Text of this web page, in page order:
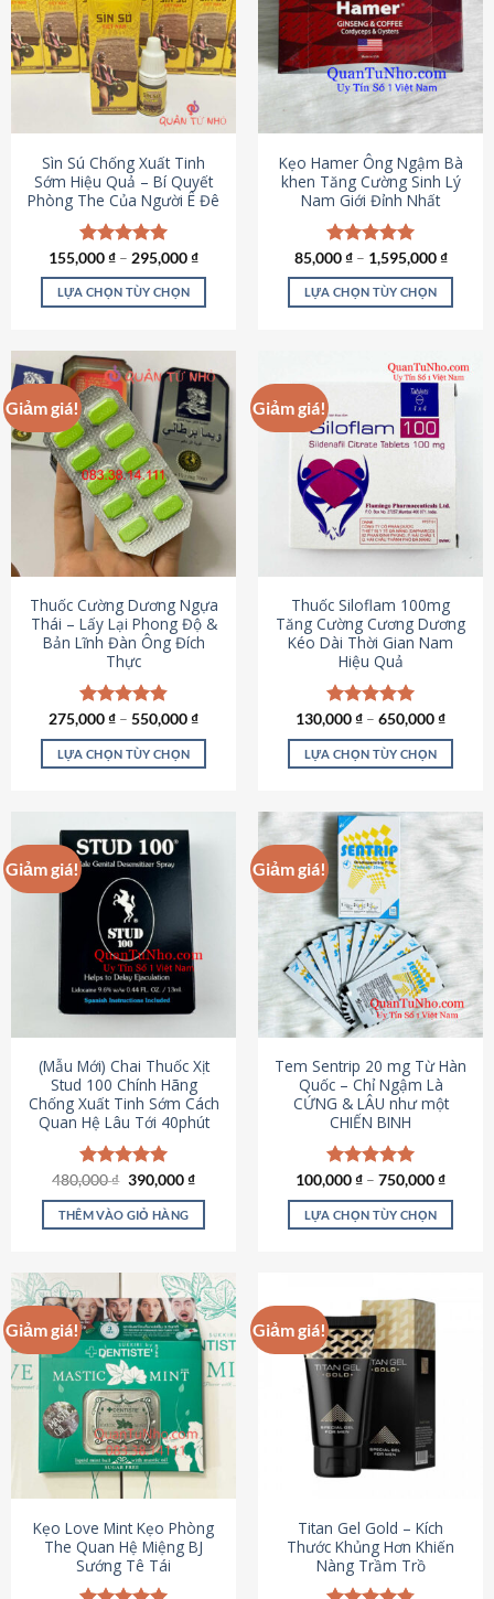
thể.
Các
tùy
chọn
có
thể
được
chọn
trên
trang
sản
phẩm
Sìn Sú Chống Xuất Tinh
Sớm Hiệu Quả – Bí Quyết
Phòng The Của Người Ê Đê
Được xếp
hạng4.95
5 sao
155,000₫ – 295,000₫
LỰA CHỌN TÙY CHỌN
này
có
nhiều
biến
thể.
Các
tùy
chọn
có
thể
chọn
trên
trang
sản
phẩm
Kẹo Hamer Ông Ngậm Bà
khen Tăng Cường Sinh Lý
Nam Giới Đỉnh Nhất
Được xếp
hạng5.00
5 sao
85,000₫– 1,595,000₫
LỰA CHỌN TÙY CHỌN
này
nhiều
biến
tùy
chọn
có
được
chọn
trên
trang
sản
phẩm
Giảm giá!
Thuốc Cường Dương Ngựa
Thái – Lấy Lại Phong Độ &
Bản Lĩnh Đàn Ông Đích
Thực
Được xếp
hạng4.87
5 sao
275,000₫ – 550,000₫
LỰA CHỌN TÙY CHỌN
có
nhiều
biến
thể.
Các
tùy
chọn
được
chọn
trên
trang
sản
phẩm
Giảm giá!
Thuốc Siloflam 100mg
Tăng Cường Cương Dương
Kéo Dài Thời Gian Nam
Hiệu Quả
Được xếp
hạng5.00
5 sao
130,000₫ – 650,000₫
LỰA CHỌN TÙY CHỌN
này
có
nhiều
biến
thể.
Các
tùy
chọn
có
thể
chọn
trên
trang
sản
phẩm
Giảm giá!
(Mẫu Mới) Chai Thuốc Xịt
Stud 100 Chính Hãng
Chống Xuất Tinh Sớm Cách
Quan Hệ Lâu Tới 40phút
Được xếp
hạng5.00
5 sao
480,000₫ Giá
là:
480,000 ₫.
390,000₫Giá
tại
THÊM VÀO GIỎ HÀNG
Giảm giá!
Tem Sentrip 20 mg Từ Hàn
Quốc – Chỉ Ngậm Là
CỨNG & LÂU như một
CHIẾN BINH
Được xếp
hạng5.00
5 sao
100,000₫ – 750,000₫
LỰA CHỌN TÙY CHỌN
có
nhiều
biến
tùy
chọn
có
chọn
trên
trang
Giảm giá!
Kẹo Love Mint Kẹo Phòng
The Quan Hệ Miệng BJ
Sướng Tê Tái
Giảm giá!
Titan Gel Gold – Kích
Thước Khủng Hơn Khiến
Nàng Trầm Trồ